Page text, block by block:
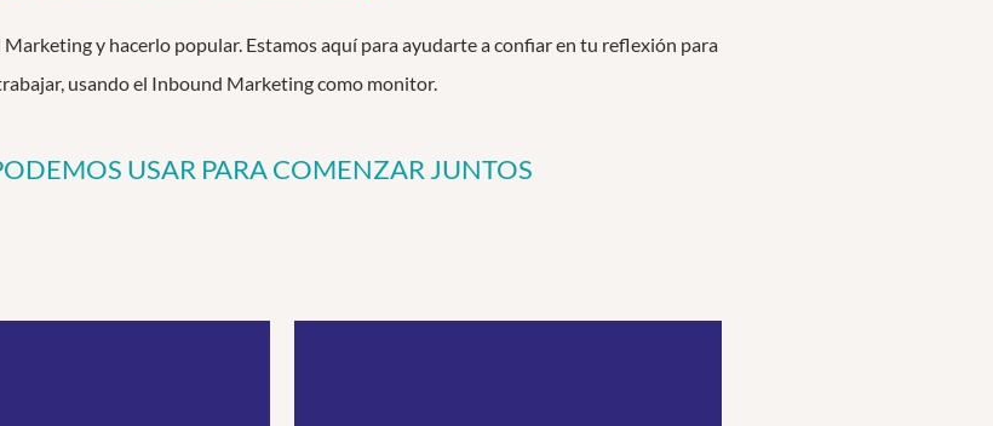
y hacerlo popular. Estamos aquí para ayudarte a confiar en tu reflexión para
usando el Inbound Marketing como monitor.
USAR PARA COMENZAR JUNTOS